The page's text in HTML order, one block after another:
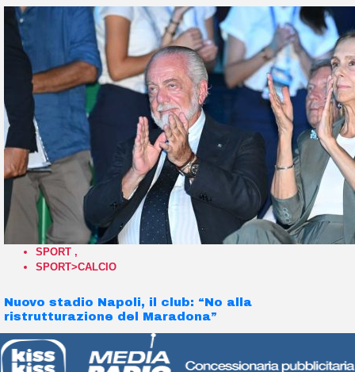
SPORT ,
SPORT>CALCIO
Nuovo stadio Napoli, il club: “No alla
ristrutturazione del Maradona”